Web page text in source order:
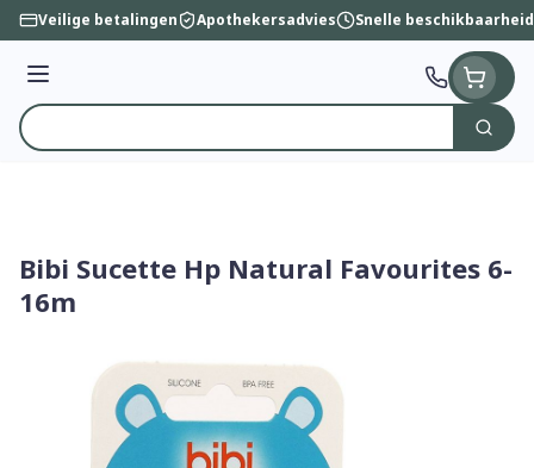
Ga naar de inhoud
Veilige betalingen Apothekersadvies Snelle beschikbaarheid
Menu
Product, merk, categorie...
Zoek
Bibi Sucette Hp Natural Favourites 6-
16m